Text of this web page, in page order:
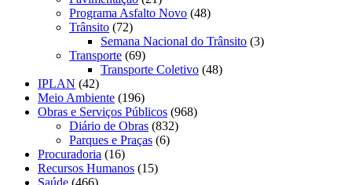
Programa Asfalto Novo (48)
Trânsito (72)
Semana Nacional do Trânsito (3)
Transporte (69)
Transporte Coletivo (48)
IPLAN (42)
Meio Ambiente (196)
Obras e Serviços Públicos (968)
Diário de Obras (832)
Parques e Praças (6)
Procuradoria (16)
Recursos Humanos (15)
Saúde (466)